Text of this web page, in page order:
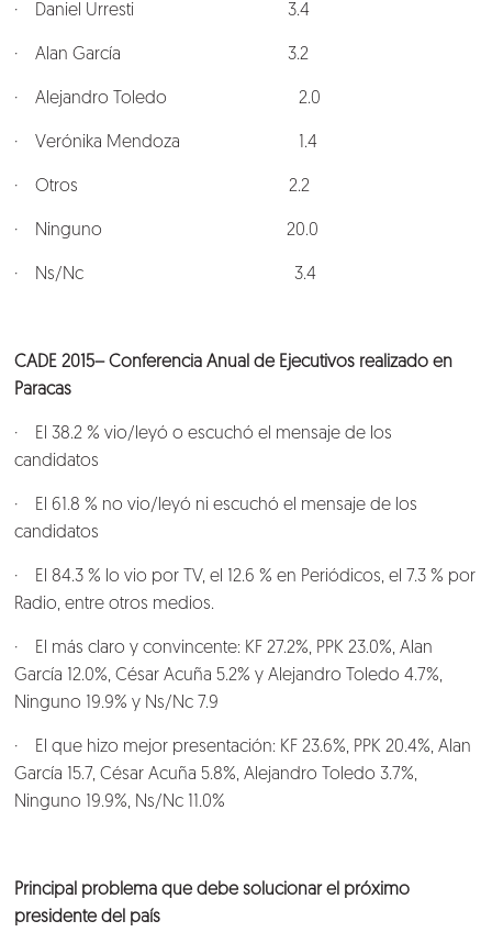
Nosotros
Lo que hacemos
· Daniel Urresti 3.4
· Alan García 3.2
· Alejandro Toledo 2.0
· Verónika Mendoza 1.4
· Otros 2.2
· Ninguno 20.0
· Ns/Nc 3.4
CADE 2015– Conferencia Anual de Ejecutivos realizado en
Paracas
· El 38.2 % vio/leyó o escuchó el mensaje de los
candidatos
· El 61.8 % no vio/leyó ni escuchó el mensaje de los
candidatos
· El 84.3 % lo vio por TV, el 12.6 % en Periódicos, el 7.3 % por
Radio, entre otros medios.
· El más claro y convincente: KF 27.2%, PPK 23.0%, Alan
García 12.0%, César Acuña 5.2% y Alejandro Toledo 4.7%,
Ninguno 19.9% y Ns/Nc 7.9
· El que hizo mejor presentación: KF 23.6%, PPK 20.4%, Alan
García 15.7, César Acuña 5.8%, Alejandro Toledo 3.7%,
Ninguno 19.9%, Ns/Nc 11.0%
Principal problema que debe solucionar el próximo
presidente del país